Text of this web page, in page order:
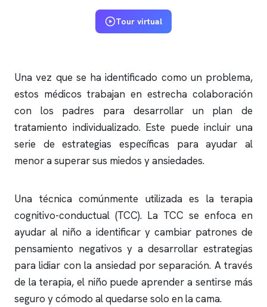
Tour virtual
Una vez que se ha identificado como un problema,
estos médicos trabajan en estrecha colaboración
con los padres para desarrollar un plan de
tratamiento individualizado. Este puede incluir una
serie de estrategias específicas para ayudar al
menor a superar sus miedos y ansiedades.
Una técnica comúnmente utilizada es la terapia
cognitivo-conductual (TCC). La TCC se enfoca en
ayudar al niño a identificar y cambiar patrones de
pensamiento negativos y a desarrollar estrategias
para lidiar con la ansiedad por separación. A través
de la terapia, el niño puede aprender a sentirse más
seguro y cómodo al quedarse solo en la cama.